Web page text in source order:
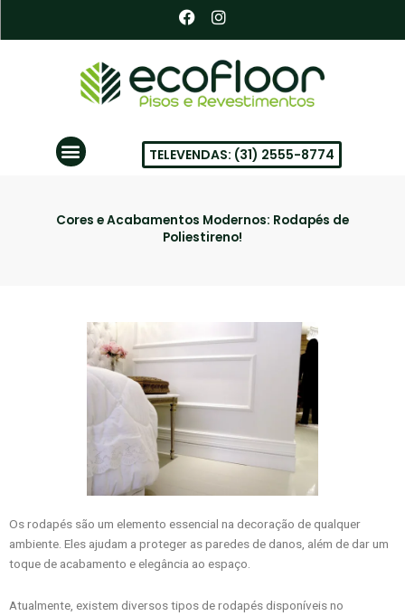
F
a
c
b
o
o
I
n
s
t
a
r
m
Menu
TELEVENDAS: (31) 2555-8774
Cores e Acabamentos Modernos: Rodapés de
Poliestireno!
Os rodapés são um elemento essencial na decoração de qualquer
ambiente. Eles ajudam a proteger as paredes de danos, além de dar um
toque de acabamento e elegância ao espaço.
Atualmente, existem diversos tipos de rodapés disponíveis no